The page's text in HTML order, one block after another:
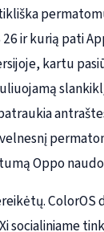
ir kurią pati
kartu
Oppo
ColorOS
socialiniame